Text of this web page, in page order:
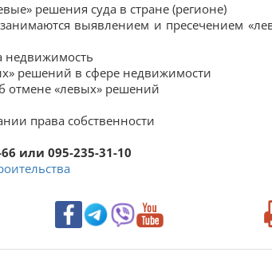
решения суда в стране (регионе)
выявлением и пресечением
недвижимость
решений в сфере недвижимости
отмене «левых» решений
права собственности
или 095-235-31-10